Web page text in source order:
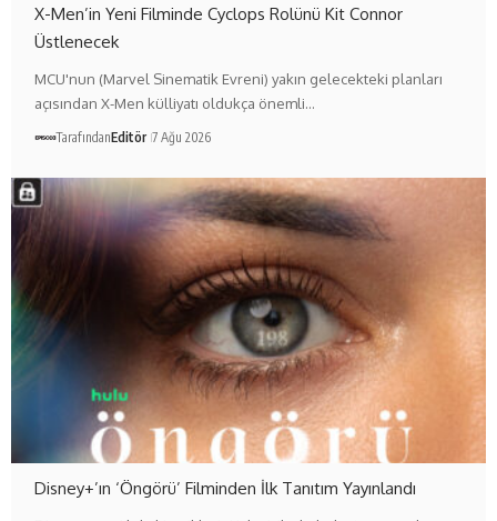
X-Men’in Yeni Filminde Cyclops Rolünü Kit Connor
Üstlenecek
MCU'nun (Marvel Sinematik Evreni) yakın gelecekteki planları
açısından X-Men külliyatı oldukça önemli…
TarafındanEditör 7 Ağu 2026
Disney+’ın ‘Öngörü’ Filminden İlk Tanıtım Yayınlandı